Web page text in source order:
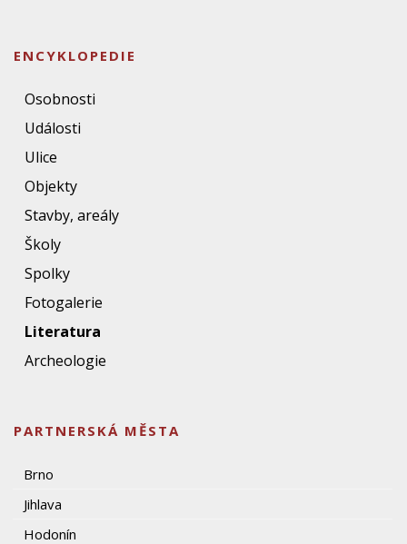
ENCYKLOPEDIE
Osobnosti
Události
Ulice
Objekty
Stavby, areály
Školy
Spolky
Fotogalerie
Literatura
Archeologie
PARTNERSKÁ MĚSTA
Brno
Jihlava
Hodonín